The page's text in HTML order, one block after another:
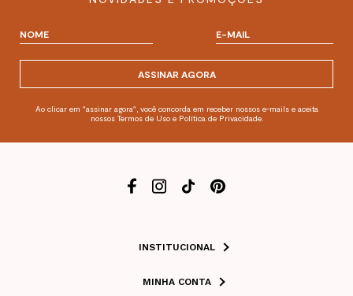
ASSINAR AGORA
Ao clicar em "assinar agora", você concorda em receber nossos e-mails e aceita
nossos Termos de Uso e Política de Privacidade.
INSTITUCIONAL
MINHA CONTA